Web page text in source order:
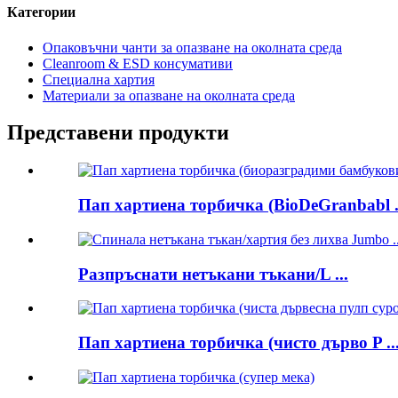
Категории
Опаковъчни чанти за опазване на околната среда
Cleanroom & ESD консумативи
Специална хартия
Материали за опазване на околната среда
Представени продукти
Пап хартиена торбичка (BioDeGranbabl
Разпръснати нетъкани тъкани/L ...
Пап хартиена торбичка (чисто дърво P